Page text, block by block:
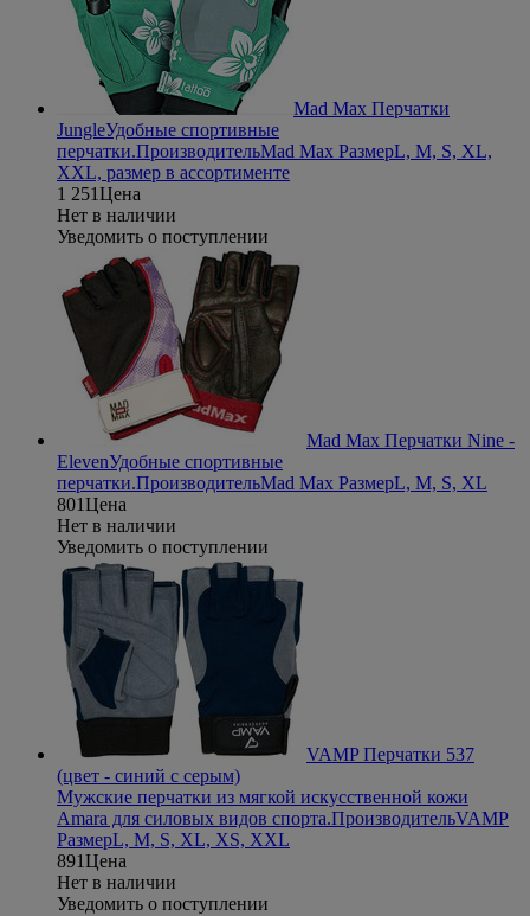
Mad Max Перчатки
JungleУдобные спортивные
перчатки.ПроизводительMad Max РазмерL, M, S, XL,
XXL, размер в ассортименте
1 251Цена
Нет в наличии
Уведомить о поступлении
Mad Max Перчатки Nine -
ElevenУдобные спортивные
перчатки.ПроизводительMad Max РазмерL, M, S, XL
801Цена
Нет в наличии
Уведомить о поступлении
VAMP Перчатки 537
(цвет - синий с серым)
Мужские перчатки из мягкой искусственной кожи
Amara для силовых видов спорта.ПроизводительVAMP
РазмерL, M, S, XL, XS, XXL
891Цена
Нет в наличии
Уведомить о поступлении